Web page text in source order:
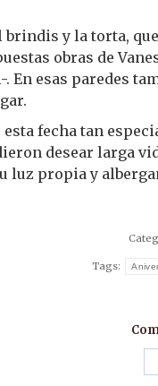
brindis y la torta,
obras de
En esas paredes
fecha tan
desear larga
luz propia y
Tags: